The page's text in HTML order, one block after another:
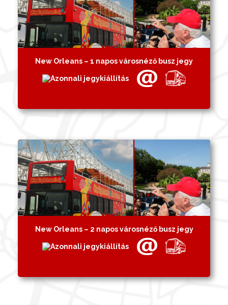
New Orleans – 1 napos városnéző busz jegy
New Orleans – 2 napos városnéző busz jegy